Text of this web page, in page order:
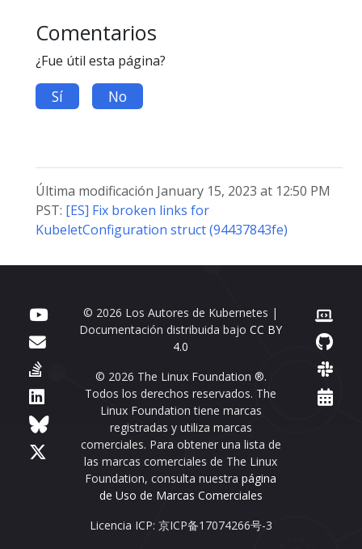
Comentarios
¿Fue útil esta página?
Sí No
Última modificación January 15, 2023 at 12:50 PM
PST: [ES] Fix broken links for
KubeletConfiguration struct (94437843fe)
© 2026 Los Autores de Kubernetes |
Documentación distribuida bajoCC BY
4.0
© 2026 The Linux Foundation ®.
Todos los derechos reservados. The
Linux Foundation tiene marcas
registradas y utiliza marcas
comerciales. Para obtener una lista de
las marcas comerciales de The Linux
Foundation, consulta nuestrapágina
de Uso de Marcas Comerciales
Licencia ICP: 京ICP备17074266号-3